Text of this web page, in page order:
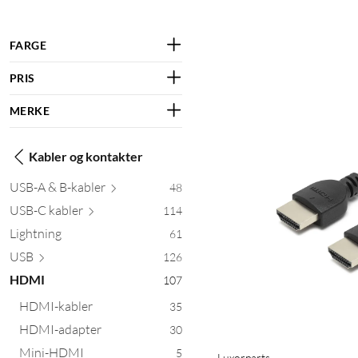
FARGE
PRIS
MERKE
Kabler og kontakter
USB-A & B-kabler 48
USB-C kabler 114
Lightning 61
USB 126
HDMI 107
HDMI-kabler 35
HDMI-adapter 30
Mini-HDMI 5